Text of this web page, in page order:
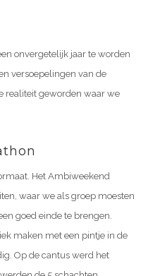
onvergetelijk jaar te worden
versoepelingen van de
realiteit geworden waar we
Het Ambiweekend
waar we als groep moesten
goed einde te brengen.
maken met een pintje in de
Op de cantus werd het